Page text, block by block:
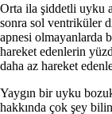
Orta ila şiddetli uyku
sonra sol ventriküler
apnesi olmayanlarda
hareket edenlerin
daha az hareket
Yaygın bir uyku
hakkında çok şey